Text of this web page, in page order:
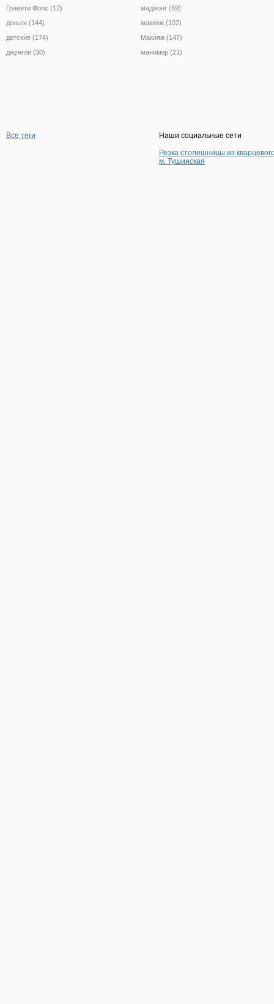
Гравити Фолс (12)
деньги (144)
детские (174)
джунгли (30)
маджонг (69)
макияж (102)
Макияж (147)
маникюр (21)
Все теги
Наши социальные сети
Резка столешницы из
м. Тушинская